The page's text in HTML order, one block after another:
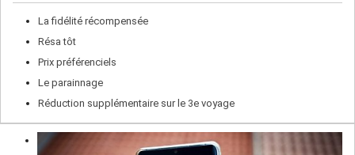
La fidélité récompensée
Résa tôt
Prix préférenciels
Le parainnage
Réduction supplémentaire sur le 3e voyage